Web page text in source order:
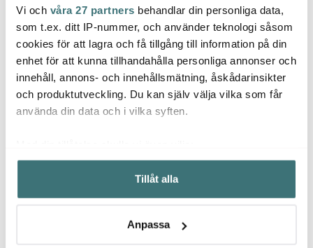
Vi och våra 27 partners behandlar din personliga data,
som t.ex. ditt IP-nummer, och använder teknologi såsom
cookies för att lagra och få tillgång till information på din
enhet för att kunna tillhandahålla personliga annonser och
innehåll, annons- och innehållsmätning, åskådarinsikter
och produktutveckling. Du kan själv välja vilka som får
använda din data och i vilka syften.
Samla in information om din geografiska plats som
kan ha en noggrannhet på upp till flera meter
Identifiera din enhet genom att aktivt skanna den för
Ta reda på mer om hur dina personliga uppgifter
Tillåt alla
Anpassa
Sögne Home
Fat 25×22 cm mangoträ
rustic brown
599 kr
I lager
Sögne Home
Otto serveringsbricka
42,5x28 cm ek
999 kr
I lager
16
399
Låt dig inspireras av våra kunder